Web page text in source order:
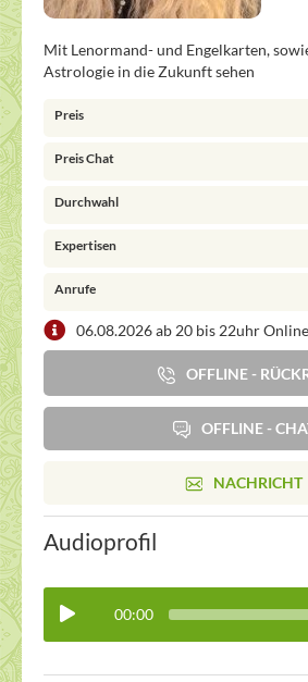
Mit Lenormand- und Engelkarten,
Astrologie in die Zukunft sehen
Preis
Preis Chat
Durchwahl
Expertisen
Anrufe
06.08.2026 ab 20 bis 22uhr
OFFLINE -
OFFLINE -
NACHRICHT
Audioprofil
00:00